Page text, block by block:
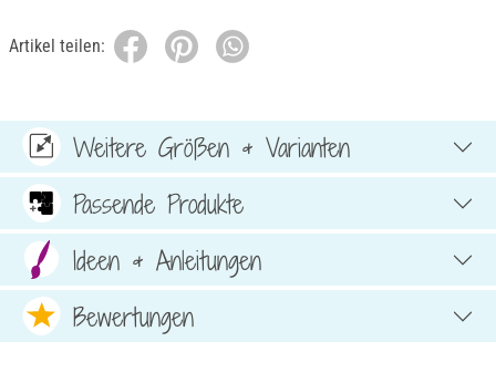
Artikel teilen:
Weitere Größen & Varianten
Passende Produkte
Ideen & Anleitungen
Bewertungen